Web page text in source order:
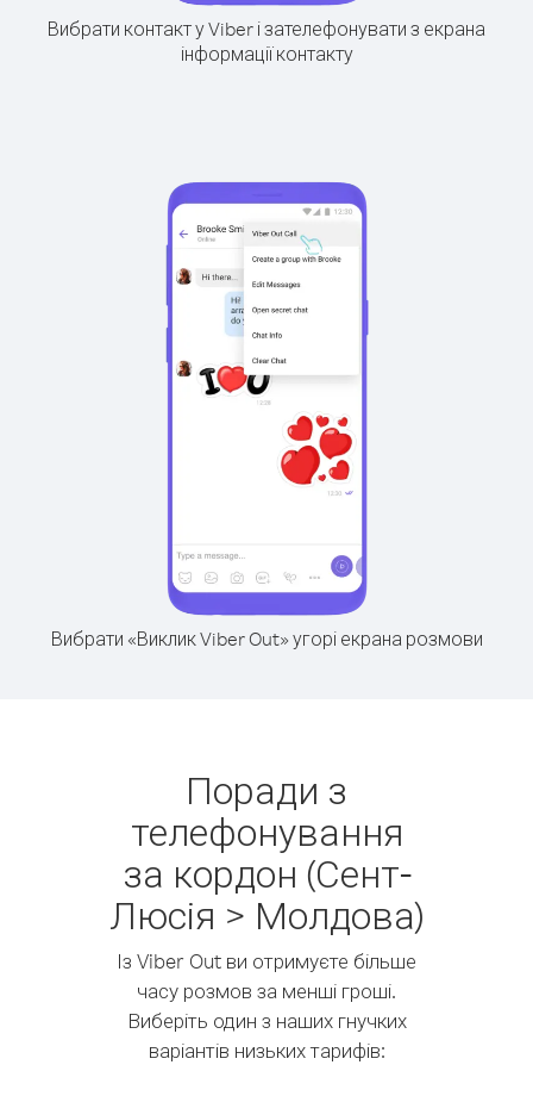
Вибрати контакт у Viber і зателефонувати з екрана
інформації контакту
Вибрати «Виклик Viber Out» угорі екрана розмови
Поради з
телефонування
за кордон (Сент-
Люсія > Молдова)
Із Viber Out ви отримуєте більше
часу розмов за менші гроші.
Виберіть один з наших гнучких
варіантів низьких тарифів: